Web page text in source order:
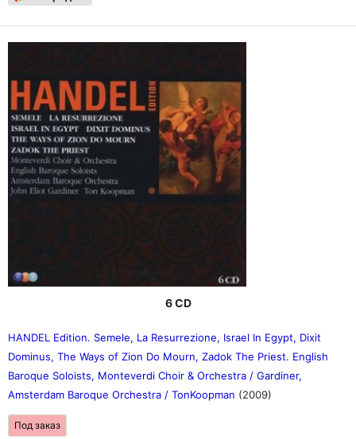
6 CD
HANDEL Edition. Semele, La Resurrezione, Israel In Egypt, Dixit
Dominus, The Ways of Zion Do Mourn, Zadok The Priest. English
Baroque Soloists, Monteverdi Choir & Orchestra / Gardiner,
Amsterdam Baroque Orchestra / TonKoopman (2009)
Под заказ